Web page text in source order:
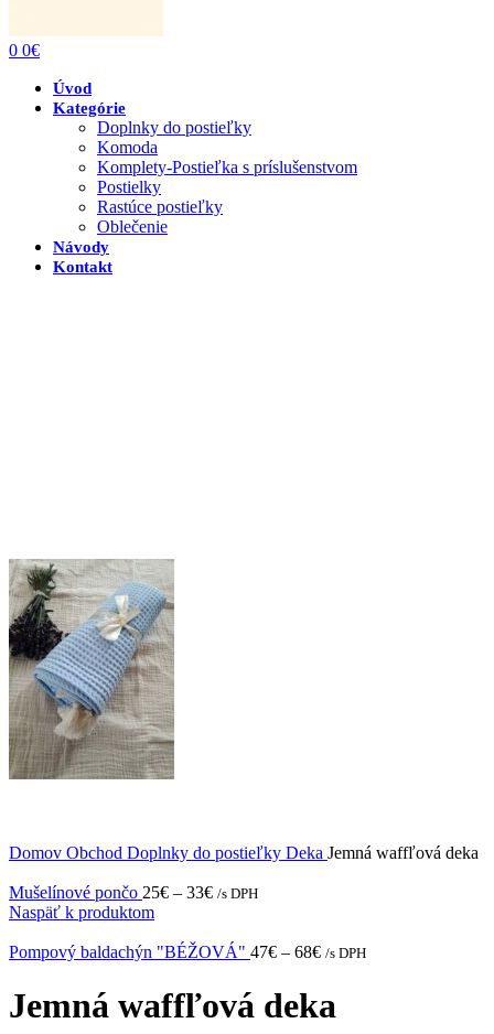
0 0€
Úvod
Kategórie
Doplnky do postieľky
Komoda
Komplety-Postieľka s príslušenstvom
Postielky
Rastúce postieľky
Oblečenie
Návody
Kontakt
Domov Obchod Doplnky do postieľky Deka Jemná waffľová deka
Mušelínové pončo 25€ – 33€ /s DPH
Naspäť k produktom
Pompový baldachýn "BÉŽOVÁ" 47€ – 68€ /s DPH
Jemná waffľová deka